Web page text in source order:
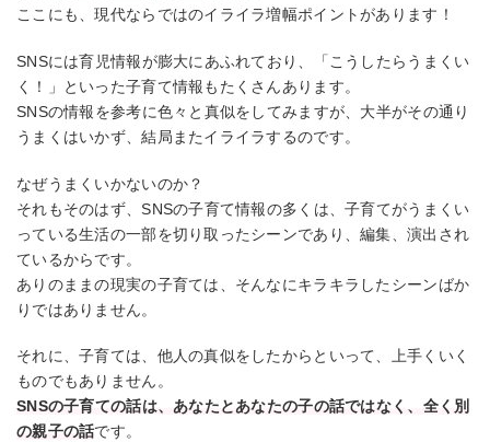
ここにも、現代ならではのイライラ増幅ポイントがあります！
SNSには育児情報が膨大にあふれており、「こうしたらうまくい
く！」といった子育て情報もたくさんあります。
SNSの情報を参考に色々と真似をしてみますが、大半がその通り
うまくはいかず、結局またイライラするのです。
なぜうまくいかないのか？
それもそのはず、SNSの子育て情報の多くは、子育てがうまくい
っている生活の一部を切り取ったシーンであり、編集、演出され
ているからです。
ありのままの現実の子育ては、そんなにキラキラしたシーンばか
りではありません。
それに、子育ては、他人の真似をしたからといって、上手くいく
ものでもありません。
SNSの子育ての話は、あなたとあなたの子の話ではなく、全く別
の親子の話です。